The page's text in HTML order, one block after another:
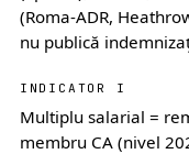
(Roma-ADR,
nu publică
INDICATOR I
Multiplu salarial =
membru CA (nivel